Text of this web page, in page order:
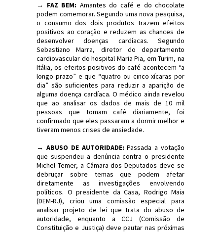
→ FAZ BEM: Amantes do café e do chocolate
podem comemorar. Segundo uma nova pesquisa,
o consumo dos dois produtos trazem efeitos
positivos ao coração e reduzem as chances de
desenvolver doenças cardíacas. Segundo
Sebastiano Marra, diretor do departamento
cardiovascular do hospital Maria Pia, em Turim, na
Itália, os efeitos positivos do café acontecem “a
longo prazo” e que “quatro ou cinco xícaras por
dia” são suficientes para reduzir a aparição de
alguma doença cardíaca. O médico ainda revelou
que ao analisar os dados de mais de 10 mil
pessoas que tomam café diariamente, foi
confirmado que eles passaram a dormir melhor e
tiveram menos crises de ansiedade.
→ ABUSO DE AUTORIDADE: Passada a votação
que suspendeu a denúncia contra o presidente
Michel Temer, a Câmara dos Deputados deve se
debruçar sobre temas que podem afetar
diretamente as investigações envolvendo
políticos. O presidente da Casa, Rodrigo Maia
(DEM-RJ), criou uma comissão especial para
analisar projeto de lei que trata do abuso de
autoridade, enquanto a CCJ (Comissão de
Constituição e Justiça) deve pautar nas próximas